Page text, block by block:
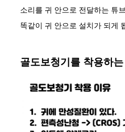
소리를 귀 안으로 전달하는 튜
똑같이 귀 안으로 설치가 되게
골도보청기를 착용하